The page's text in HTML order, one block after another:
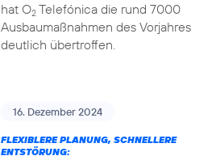
hat O2Telefónica die rund 7000
Ausbaumaßnahmen des Vorjahres
deutlich übertroffen.
16. Dezember 2024
FLEXIBLERE PLANUNG, SCHNELLERE
ENTSTÖRUNG: